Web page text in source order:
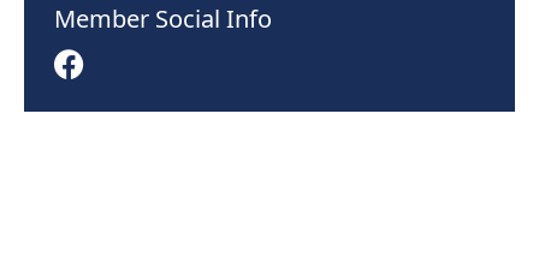
Member Social Info